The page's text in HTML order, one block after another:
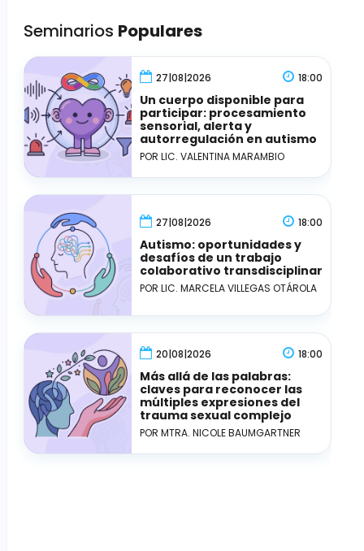
Seminarios Populares
27|08|2026 18:00
Un cuerpo disponible para
participar: procesamiento
sensorial, alerta y
autorregulación en autismo
POR LIC. VALENTINA MARAMBIO
27|08|2026 18:00
Autismo: oportunidades y
desafíos de un trabajo
colaborativo transdisciplinar
POR LIC. MARCELA VILLEGAS OTÁROLA
20|08|2026 18:00
Más allá de las palabras:
claves para reconocer las
múltiples expresiones del
trauma sexual complejo
POR MTRA. NICOLE BAUMGARTNER